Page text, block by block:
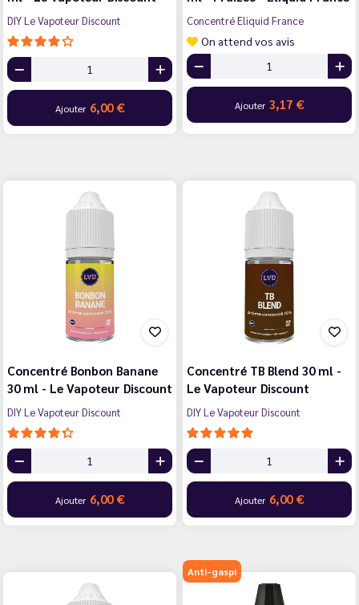
DIY Le Vapoteur Discount
Ajouter 6,00 €
Concentré Eliquid France
On attend vos avis
Ajouter 3,17 €
Concentré Bonbon Banane
30 ml - Le Vapoteur Discount
DIY Le Vapoteur Discount
Ajouter 6,00 €
Concentré TB Blend 30 ml -
Le Vapoteur Discount
DIY Le Vapoteur Discount
Ajouter 6,00 €
Anti-gaspi